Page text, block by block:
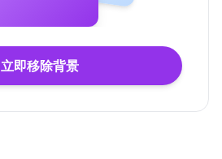
立即移除背景